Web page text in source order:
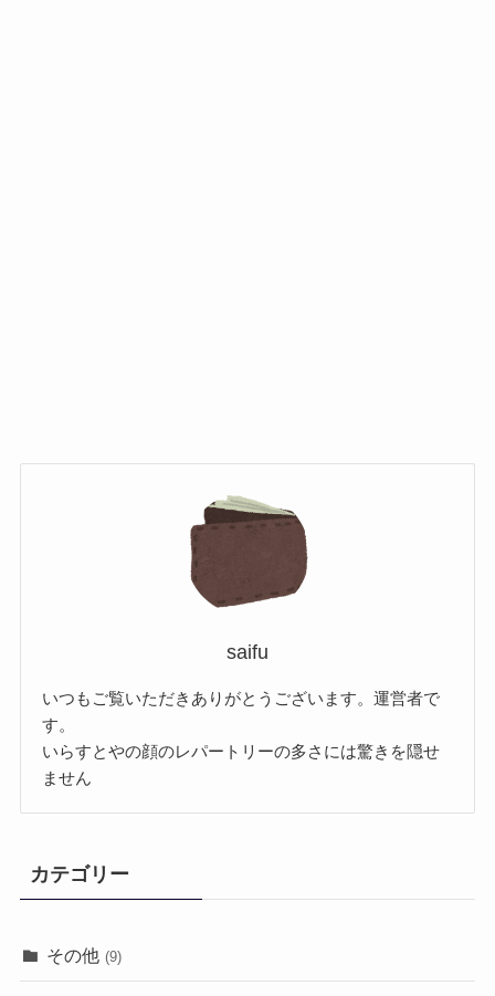
saifu
いつもご覧いただきありがとうございます。運営者で
す。
いらすとやの顔のレパートリーの多さには驚きを隠せ
ません
カテゴリー
その他 (9)